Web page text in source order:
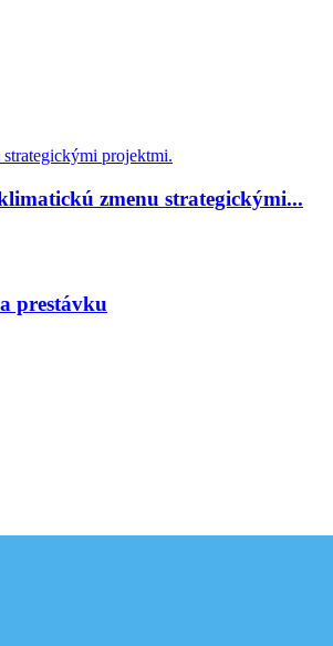
zmenu strategickými...
prestávku